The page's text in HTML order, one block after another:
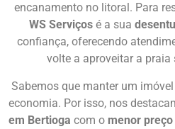
encanamento no litoral. Para
WS Serviços é a sua
confiança, oferecendo
volte a aproveitar a praia
Sabemos que manter um
economia. Por isso, nos
em Bertioga com o menor preço